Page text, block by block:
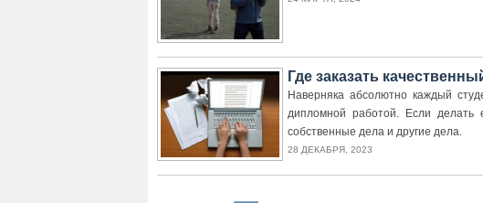
Где заказать
Наверняка абсолютно каждый
дипломной работой. Если делать
собственные дела и другие дела.
28 ДЕКАБРЯ, 2023